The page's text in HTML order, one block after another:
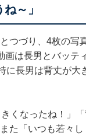
～」
つづり、4枚の写
は長男とバッテ
長男は背丈が大
くなったね！」
た「いつも若々